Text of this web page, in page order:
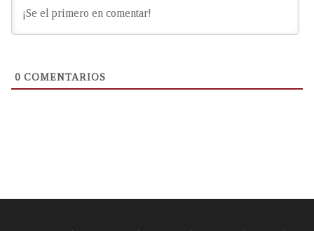
0 COMENTARIOS